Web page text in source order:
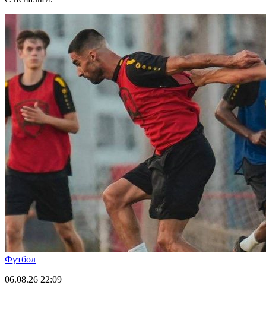
Футбол
06.08.26 22:09